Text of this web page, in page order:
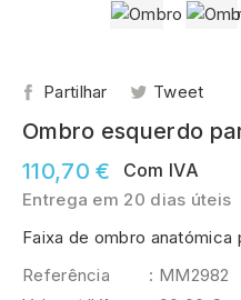
Partilhar Tweet
Ombro esquerdo
110,70 €
Com IVA
Entrega em 20 dias úteis
Faixa de ombro anatómica
Referência
: MM2982